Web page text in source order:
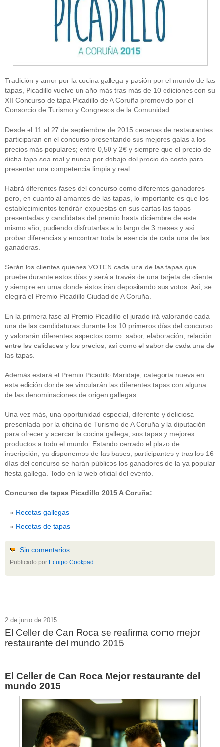
Tradición y amor por la cocina gallega y pasión por el mundo de las
tapas, Picadillo vuelve un año más tras más de 10 ediciones con su
XII Concurso de tapa Picadillo de A Coruña promovido por el
Consorcio de Turismo y Congresos de la Comunidad.
Desde el 11 al 27 de septiembre de 2015 decenas de restaurantes
participaran en el concurso presentando sus mejores galas a los
precios más populares; entre 0,50 y 2€ y siempre que el precio de
dicha tapa sea real y nunca por debajo del precio de coste para
presentar una competencia limpia y real.
Habrá diferentes fases del concurso como diferentes ganadores
pero, en cuanto al amantes de las tapas, lo importante es que los
establecimientos tendrán expuestas en sus cartas las tapas
presentadas y candidatas del premio hasta diciembre de este
mismo año, pudiendo disfrutarlas a lo largo de 3 meses y así
probar diferencias y encontrar toda la esencia de cada una de las
ganadoras.
Serán los clientes quienes VOTEN cada una de las tapas que
pruebe durante estos días y será a través de una tarjeta de cliente
y siempre en urna donde éstos irán depositando sus votos. Así, se
elegirá el Premio Picadillo Ciudad de A Coruña.
En la primera fase al Premio Picadillo el jurado irá valorando cada
una de las candidaturas durante los 10 primeros días del concurso
y valorarán diferentes aspectos como: sabor, elaboración, relación
entre las calidades y los precios, así como el sabor de cada una de
las tapas.
Además estará el Premio Picadillo Maridaje, categoría nueva en
esta edición donde se vincularán las diferentes tapas con alguna
de las denominaciones de origen gallegas.
Una vez más, una oportunidad especial, diferente y deliciosa
presentada por la oficina de Turismo de A Coruña y la diputación
para ofrecer y acercar la cocina gallega, sus tapas y mejores
productos a todo el mundo. Estando cerrado el plazo de
inscripción, ya disponemos de las bases, participantes y tras los 16
días del concurso se harán públicos los ganadores de la ya popular
fiesta gallega. Todo en la web oficial del evento.
Concurso de tapas Picadillo 2015 A Coruña:
Recetas gallegas
Recetas de tapas
Sin comentarios
Publicado por Equipo Cookpad
2 de junio de 2015
El Celler de Can Roca se reafirma como mejor
restaurante del mundo 2015
El Celler de Can Roca Mejor restaurante del
mundo 2015